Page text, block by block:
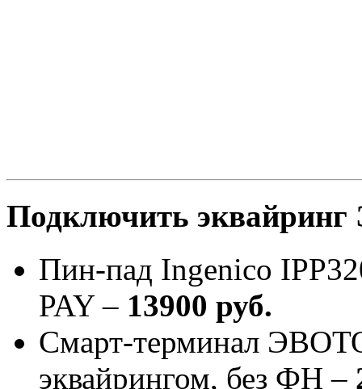
Подключить эквайринг
Пин-пад Ingenico
PAY – 13900 руб.
Смарт-терминал
эквайрингом, без ФН –